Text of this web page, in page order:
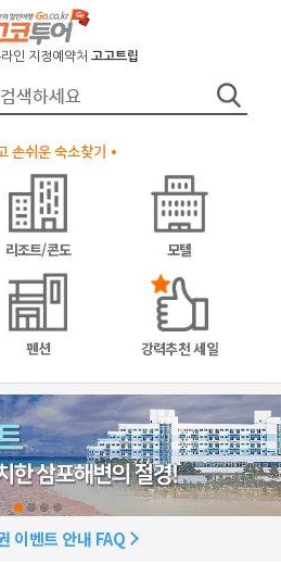
인 지정예약처 고고트립
손쉬운 숙소찾기
리조트/콘도 모텔
펜션 강력추천 세일
이벤트 안내 FAQ